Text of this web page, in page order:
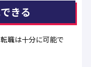
きる
職は十分に可能で